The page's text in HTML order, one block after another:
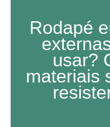
Rodapé
usar?
materiais